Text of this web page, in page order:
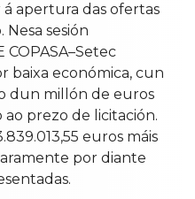
apertura das ofertas
sesión
baixa económica, cun
dun millón de euros
prezo de licitación.
euros máis
por diante